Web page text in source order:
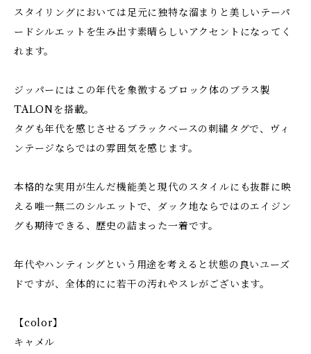
スタイリングにおいては足元に独特な溜まりと美しいテーパ
ードシルエットを生み出す素晴らしいアクセントになってく
れます。
ジッパーにはこの年代を象徴するブロック体のブラス製
TALONを搭載。
タグも年代を感じさせるブラックベースの刺繍タグで、ヴィ
ンテージならではの雰囲気を感じます。
本格的な実用が生んだ機能美と現代のスタイルにも抜群に映
える唯一無二のシルエットで、ダック地ならではのエイジン
グも期待できる、歴史の詰まった一着です。
年代やハンティングという用途を考えると状態の良いユーズ
ドですが、全体的にに若干の汚れやスレがございます。
【color】
キャメル